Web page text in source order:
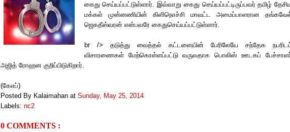
கைது செய்யப்பட்டுள்ளார். இவ்வாறு கைது செய்யப்பட்டிருப்பவர் தமிழ்
மக்கள் முன்னணியின் கிளிநொச்சி மாவட்ட அமைப்பாளரான
ஜெகதீஸ்வரன் என்பவரே கைதுசெய்யப்பட்டுள்ளார்.
br /> தடுத்து வைத்தல் கட்டளையின் பேரிலேயே சந்தேக
விசாரணைகள் மேற்கொள்ளப்பட்டு வருவதாக பொலிஸ் ஊடகப்
அஜித் ரோஹன குறிப்பிடுகிறார்.
(கேஎப்)
Posted By Kalaimahan at Sunday, May 25, 2014
Labels: nc2
0 COMMENTS :